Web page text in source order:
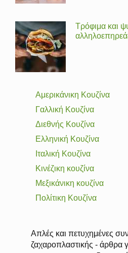
Τρόφιμα και
Αμερικάνικη Κουζίνα
Γαλλική Κουζίνα
Διεθνής Κουζίνα
Ελληνική Κουζίνα
Ιταλική Κουζίνα
Κινέζικη κουζίνα
Μεξικάνικη κουζίνα
Πολίτικη Κουζίνα
Απλές και πετυχημένες
ζαχαροπλαστικής - άρθρα